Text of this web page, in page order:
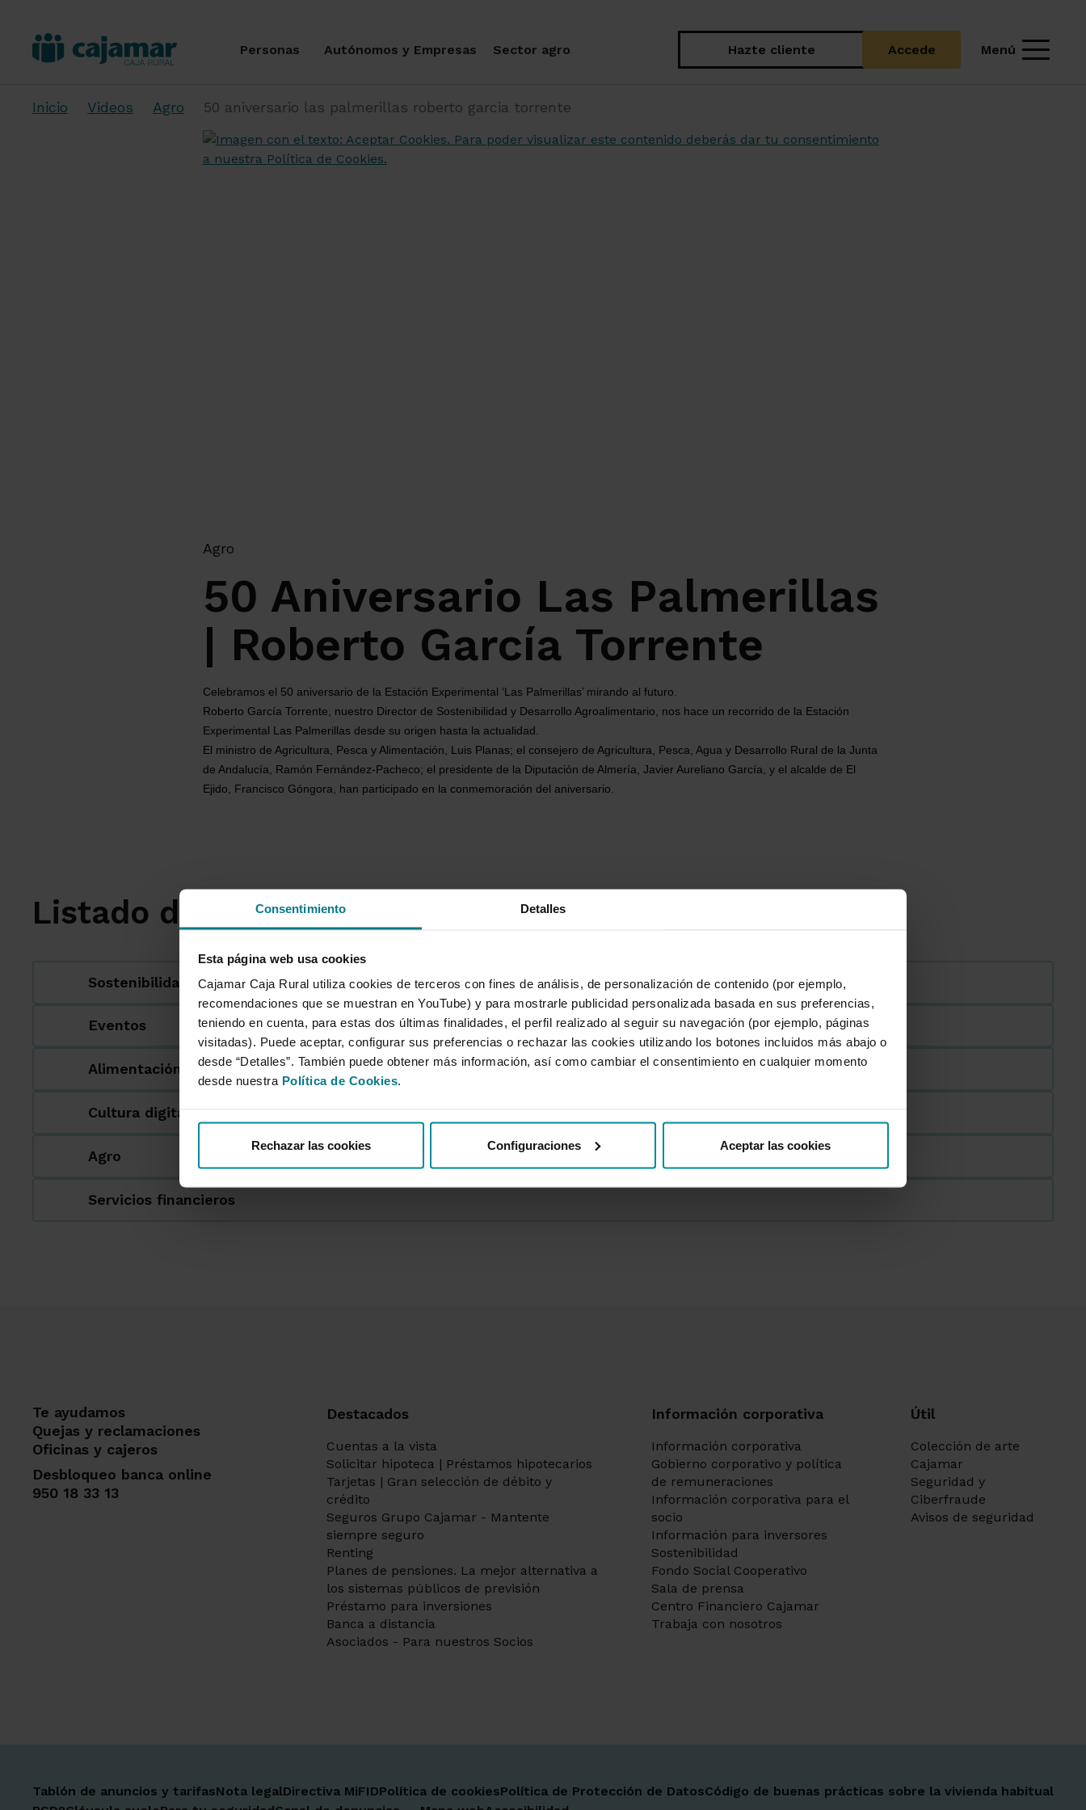
Consentimiento Detalles
Esta página web usa cookies
Cajamar Caja Rural utiliza cookies de terceros con fines de análisis, de personalización de contenido (por ejemplo,
recomendaciones que se muestran en YouTube) y para mostrarle publicidad personalizada basada en sus preferencias,
teniendo en cuenta, para estas dos últimas finalidades, el perfil realizado al seguir su navegación (por ejemplo, páginas
visitadas). Puede aceptar, configurar sus preferencias o rechazar las cookies utilizando los botones incluidos más abajo o
desde “Detalles”. También puede obtener más información, así como cambiar el consentimiento en cualquier momento
desde nuestra Política de Cookies.
Rechazar las cookies Configuraciones Aceptar las cookies
Personas Autónomos y Empresas Sector agro Hazte cliente Accede Menú
Inicio Videos Agro 50 aniversario las palmerillas roberto garcia torrente
Agro
50 Aniversario Las Palmerillas
| Roberto García Torrente
Celebramos el 50 aniversario de la Estación Experimental ‘Las Palmerillas’ mirando al futuro.
Roberto García Torrente, nuestro Director de Sostenibilidad y Desarrollo Agroalimentario, nos hace un recorrido de la Estación
Experimental Las Palmerillas desde su origen hasta la actualidad.
El ministro de Agricultura, Pesca y Alimentación, Luis Planas; el consejero de Agricultura, Pesca, Agua y Desarrollo Rural de la Junta
de Andalucía, Ramón Fernández-Pacheco; el presidente de la Diputación de Almería, Javier Aureliano García, y el alcalde de El
Ejido, Francisco Góngora, han participado en la conmemoración del aniversario.
Listado de categorías
Sostenibilidad
Eventos
Alimentación
Cultura digital
Agro
Servicios financieros
Te ayudamos
Quejas y reclamaciones
Oficinas y cajeros
Desbloqueo banca online
950 18 33 13
Destacados
Cuentas a la vista
Solicitar hipoteca | Préstamos hipotecarios
Tarjetas | Gran selección de débito y
crédito
Seguros Grupo Cajamar - Mantente
siempre seguro
Renting
Planes de pensiones. La mejor alternativa a
los sistemas públicos de previsión
Préstamo para inversiones
Banca a distancia
Asociados - Para nuestros Socios
Información corporativa
Información corporativa
Gobierno corporativo y política
de remuneraciones
Información corporativa para el
socio
Información para inversores
Sostenibilidad
Fondo Social Cooperativo
Sala de prensa
Centro Financiero Cajamar
Trabaja con nosotros
Útil
Colección de arte
Cajamar
Seguridad y
Ciberfraude
Avisos de seguridad
Tablón de anuncios y tarifasNota legalDirectiva MiFIDPolítica de cookiesPolítica de Protección de DatosCódigo de buenas prácticas sobre la vivienda habitual